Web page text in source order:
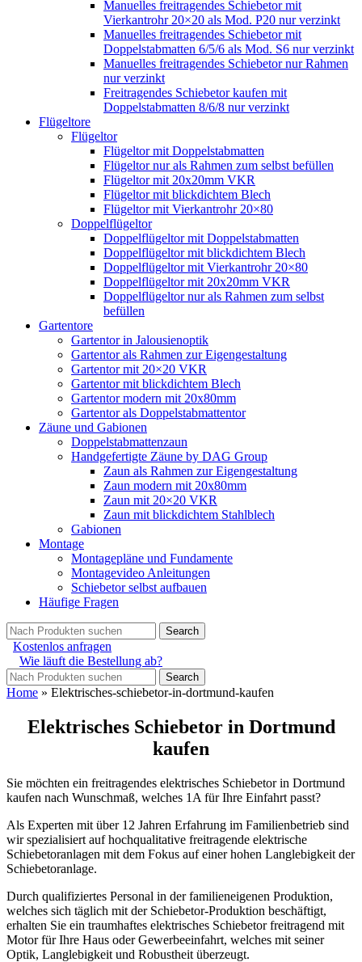
Manuelles freitragendes Schiebetor mit
Vierkantrohr 20×20 als Mod. P20 nur verzinkt
Manuelles freitragendes Schiebetor mit
Doppelstabmatten 6/5/6 als Mod. S6 nur verzinkt
Manuelles freitragendes Schiebetor nur Rahmen
nur verzinkt
Freitragendes Schiebetor kaufen mit
Doppelstabmatten 8/6/8 nur verzinkt
Flügeltore
Flügeltor
Flügeltor mit Doppelstabmatten
Flügeltor nur als Rahmen zum selbst befüllen
Flügeltor mit 20x20mm VKR
Flügeltor mit blickdichtem Blech
Flügeltor mit Vierkantrohr 20×80
Doppelflügeltor
Doppelflügeltor mit Doppelstabmatten
Doppelflügeltor mit blickdichtem Blech
Doppelflügeltor mit Vierkantrohr 20×80
Doppelflügeltor mit 20x20mm VKR
Doppelflügeltor nur als Rahmen zum selbst
befüllen
Gartentore
Gartentor in Jalousienoptik
Gartentor als Rahmen zur Eigengestaltung
Gartentor mit 20×20 VKR
Gartentor mit blickdichtem Blech
Gartentor modern mit 20x80mm
Gartentor als Doppelstabmattentor
Zäune und Gabionen
Doppelstabmattenzaun
Handgefertigte Zäune by DAG Group
Zaun als Rahmen zur Eigengestaltung
Zaun modern mit 20x80mm
Zaun mit 20×20 VKR
Zaun mit blickdichtem Stahlblech
Gabionen
Montage
Montagepläne und Fundamente
Montagevideo Anleitungen
Schiebetor selbst aufbauen
Häufige Fragen
Search
Kostenlos anfragen
Wie läuft die Bestellung ab?
Search
Home » Elektrisches-schiebetor-in-dortmund-kaufen
Elektrisches Schiebetor in Dortmund
kaufen
Sie möchten ein freitragendes elektrisches Schiebetor in Dortmund
kaufen nach Wunschmaß, welches 1A für Ihre Einfahrt passt?
Als Experten mit über 12 Jahren Erfahrung im Familienbetrieb sind
wir spezialisiert auf hochqualitative freitragende elektrische
Schiebetoranlagen mit dem Fokus auf einer hohen Langlebigkeit der
Schiebetoranlage.
Durch qualifiziertes Personal in der familieneigenen Produktion,
welches sich täglich mit der Schiebetor-Produktion beschäftigt,
erhalten Sie ein traumhaftes elektrisches Schiebetor freitragend mit
Motor für Ihre Haus oder Gewerbeeinfahrt, welches mit seiner
Optik, Langlebigkeit und Robustheit überzeugt.